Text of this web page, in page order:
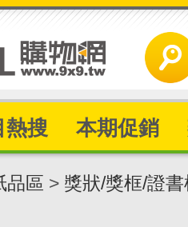
熱搜 本期促銷
品區 > 獎狀/獎框/證